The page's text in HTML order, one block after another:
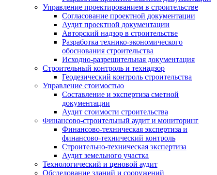
Управление проектированием в строительстве
Согласование проектной документации
Аудит проектной документации
Авторский надзор в строительстве
Разработка технико-экономического
обоснования строительства
Исходно-разрешительная документация
Строительный контроль и технадзор
Геодезический контроль строительства
Управление стоимостью
Составление и экспертиза сметной
документации
Аудит стоимости строительства
Финансово-строительный аудит и мониторинг
Финансово-техническая экспертиза и
финансово-технический контроль
Строительно-техническая экспертиза
Аудит земельного участка
Технологический и ценовой аудит
Обследование зданий и сооружений